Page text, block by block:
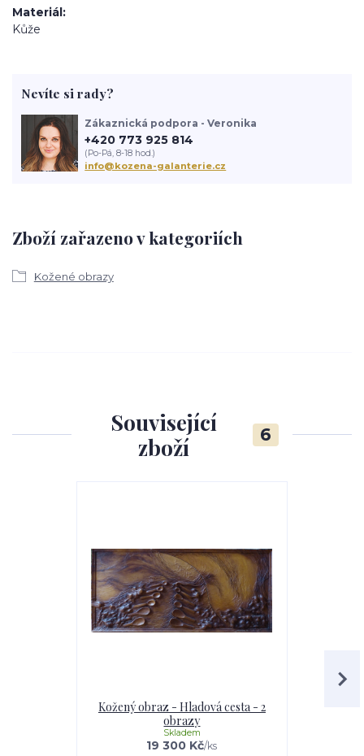
Materiál
Kůže
Zboží zařazeno v kategoriích
Kožené obrazy
Nevíte si rady?
Zákaznická podpora - Veronika
+420 773 925 814
(Po-Pá, 8-18 hod.)
info@kozena-galanterie.cz
Související
zboží
6
Kožený obraz - Hladová cesta - 2
obrazy
19 300 Kč/ks
Skladem